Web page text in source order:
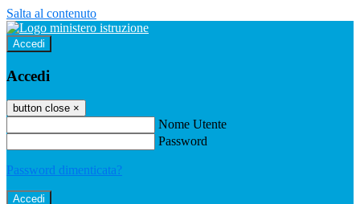
Salta al contenuto
Accedi
Accedi
button close ×
Nome Utente
Password
Password dimenticata?